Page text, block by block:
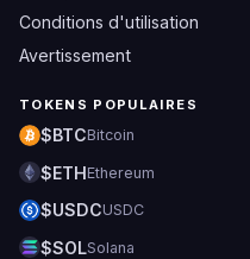
Conditions d'utilisation
Avertissement
TOKENS POPULAIRES
$BTCBitcoin
$ETHEthereum
$USDCUSDC
$SOLSolana